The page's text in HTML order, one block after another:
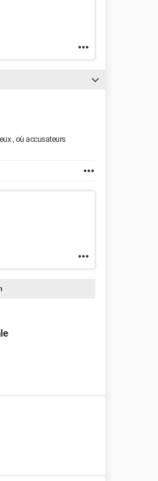
, où accusateurs